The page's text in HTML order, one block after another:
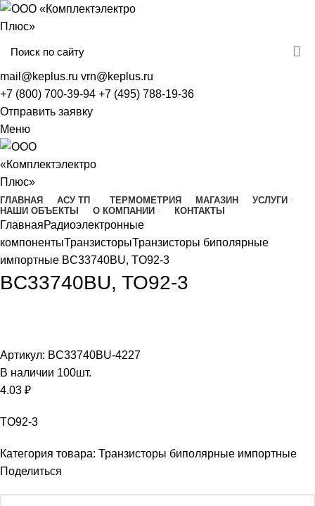
mail@keplus.ru vrn@keplus.ru
+7 (800) 700-39-94 +7 (495) 788-19-36
Отправить заявку
Меню
ГЛАВНАЯ АСУ ТП ТЕРМОМЕТРИЯ МАГАЗИН
УСЛУГИ
НАШИ ОБЪЕКТЫ
О КОМПАНИИ КОНТАКТЫ
ГлавнаяРадиоэлектронные
компонентыТранзисторыТранзисторы биполярные
импортные BC33740BU, TO92-3
BC33740BU, TO92-3
Артикул: BC33740BU-4227
В наличии 100шт.
4.03 ₽
TO92-3
Категория товара: Транзисторы биполярные импортные
Поделиться